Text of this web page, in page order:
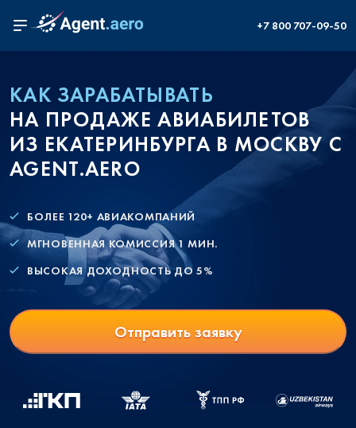
+7 800 707-09-50
КАК ЗАРАБАТЫВАТЬ
НА ПРОДАЖЕ АВИАБИЛЕТОВ
ИЗ ЕКАТЕРИНБУРГА В МОСКВУ С
AGENT.AERO
БОЛЕЕ 120+ АВИАКОМПАНИЙ
МГНОВЕННАЯ КОМИССИЯ 1 МИН.
ВЫСОКАЯ ДОХОДНОСТЬ ДО 5%
Отправить заявку